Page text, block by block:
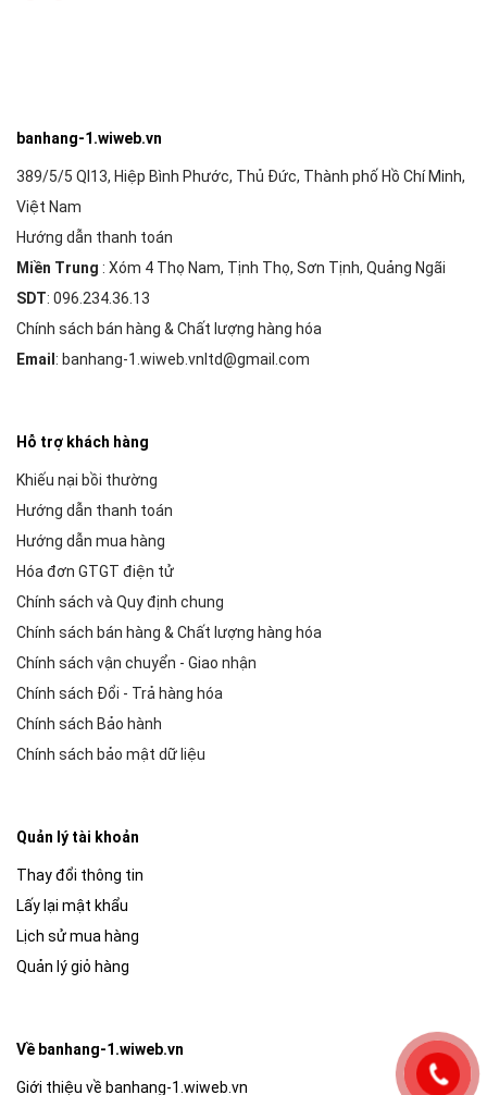
banhang-1.wiweb.vn
389/5/5 Ql13, Hiệp Bình Phước, Thủ Đức, Thành phố Hồ Chí Minh,
Việt Nam
Hướng dẫn thanh toán
Miền Trung : Xóm 4 Thọ Nam, Tịnh Thọ, Sơn Tịnh, Quảng Ngãi
SDT: 096.234.36.13
Chính sách bán hàng & Chất lượng hàng hóa
Email : banhang-1.wiweb.vnltd@gmail.com
Hỗ trợ khách hàng
Khiếu nại bồi thường
Hướng dẫn thanh toán
Hướng dẫn mua hàng
Hóa đơn GTGT điện tử
Chính sách và Quy định chung
Chính sách bán hàng & Chất lượng hàng hóa
Chính sách vận chuyển - Giao nhận
Chính sách Đổi - Trả hàng hóa
Chính sách Bảo hành
Chính sách bảo mật dữ liệu
Quản lý tài khoản
Thay đổi thông tin
Lấy lại mật khẩu
Lịch sử mua hàng
Quản lý giỏ hàng
Về banhang-1.wiweb.vn
Giới thiệu về banhang-1.wiweb.vn